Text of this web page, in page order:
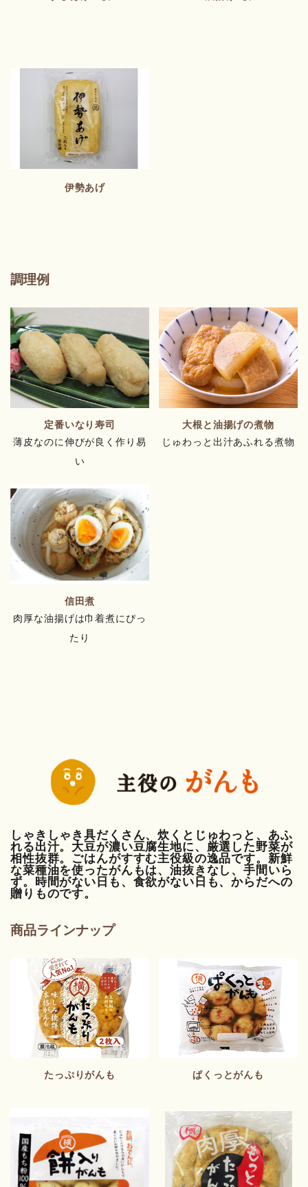
伊勢あげ
調理例
定番いなり寿司
薄皮なのに伸びが良く作り易
い
大根と油揚げの煮物
じゅわっと出汁あふれる煮物
信田煮
肉厚な油揚げは巾着煮にぴっ
たり
しゃきしゃき具だくさん、炊くとじゅわっと、あふ
れる出汁。大豆が濃い豆腐生地に、厳選した野菜が
相性抜群。ごはんがすすむ主役級の逸品です。新鮮
な菜種油を使ったがんもは、油抜きなし、手間いら
ず。時間がない日も、食欲がない日も、からだへの
贈りものです。
商品ラインナップ
たっぷりがんも ぱくっとがんも